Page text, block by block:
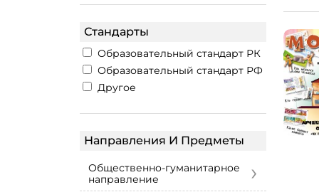
Стандарты
Образовательный стандарт РК
Образовательный стандарт РФ
Другое
Направления И Предметы
Общественно-гуманитарное
направление
›